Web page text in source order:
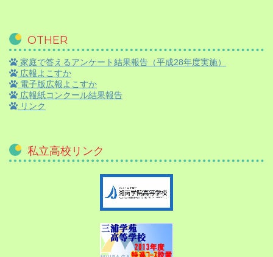
OTHER
家庭で答えるアンケート結果報告（平成28年度実施）
広報よこすか
電子版広報よこすか
広報紙コンクール結果報告
リンク
私立高校リンク